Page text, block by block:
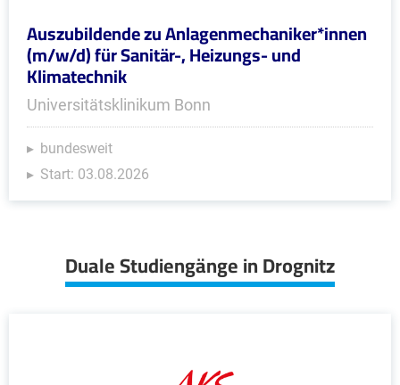
Auszubildende zu Anlagenmechaniker*innen
(m/w/d) für Sanitär-, Heizungs- und
Klimatechnik
Universitätsklinikum Bonn
bundesweit
Start: 03.08.2026
Duale Studiengänge in Drognitz